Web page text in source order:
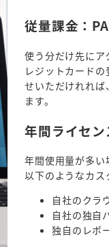
従量課金：
使う分だけ先に
レジットカード
せいただけれれば
ます。
年間ライセン
年間使用量が多
以下のようなカス
自社のクラ
自社の独自
独自のレポ